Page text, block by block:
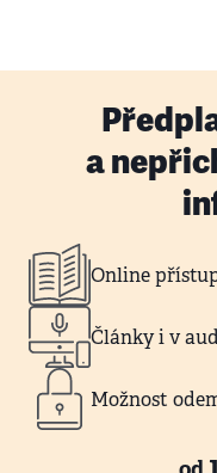
a
Online
Články i v
Možnost